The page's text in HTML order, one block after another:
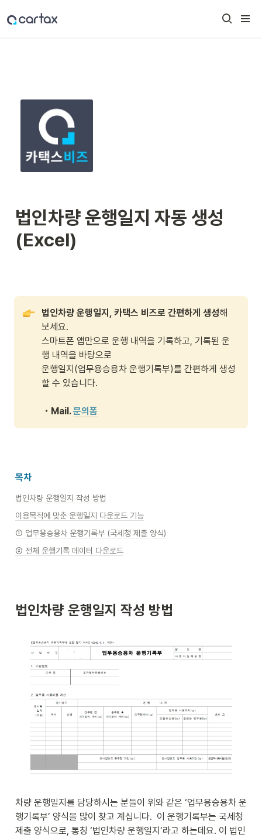
법인차량 운행일지 자동 생성
(Excel)
법인차량 운행일지, 카택스 비즈로 간편하게 생성해
보세요.
스마트폰 앱만으로 운행 내역을 기록하고, 기록된 운
행 내역을 바탕으로
운행일지(업무용승용차 운행기록부)를 간편하게 생성
할 수 있습니다.
・Mail. 문의폼
목차
법인차량 운행일지 작성 방법
이용목적에 맞춘 운행일지 다운로드 기능
① 업무용승용차 운행기록부 (국세청 제출 양식)
② 전체 운행기록 데이터 다운로드
법인차량 운행일지 작성 방법
차량 운행일지를 담당하시는 분들이 위와 같은 ‘업무용승용차 운
행기록부’ 양식을 많이 찾고 계십니다.  이 운행기록부는 국세청
제출 양식으로, 통칭 ‘법인차량 운행일지’라고 하는데요. 이 법인